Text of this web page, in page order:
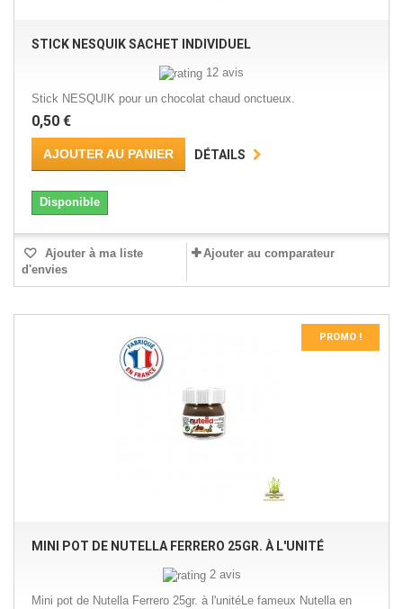
STICK NESQUIK SACHET INDIVIDUEL
12 avis
Stick NESQUIK pour un chocolat chaud onctueux.
0,50 €
AJOUTER AU PANIER DÉTAILS
Disponible
Ajouter à ma liste
d'envies
Ajouter au comparateur
PROMO !
MINI POT DE NUTELLA FERRERO 25GR. À L'UNITÉ
2 avis
Mini pot de Nutella Ferrero 25gr. à l'unitéLe fameux Nutella en